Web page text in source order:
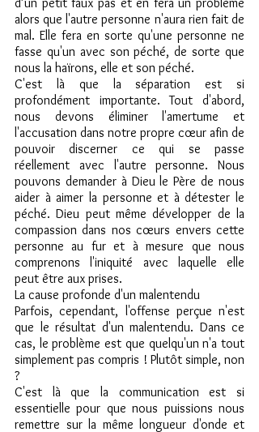
alors que l'autre personne n'aura rien fait de
mal. Elle fera en sorte qu'une personne ne
fasse qu'un avec son péché, de sorte que
nous la haïrons, elle et son péché.
C'est là que la séparation est si
profondément importante. Tout d'abord,
nous devons éliminer l'amertume et
l'accusation dans notre propre cœur afin de
pouvoir discerner ce qui se passe
réellement avec l'autre personne. Nous
pouvons demander à Dieu le Père de nous
aider à aimer la personne et à détester le
péché. Dieu peut même développer de la
compassion dans nos cœurs envers cette
personne au fur et à mesure que nous
comprenons l'iniquité avec laquelle elle
peut être aux prises.
La cause profonde d'un malentendu
Parfois, cependant, l'offense perçue n'est
que le résultat d'un malentendu. Dans ce
cas, le problème est que quelqu'un n'a tout
simplement pas compris ! Plutôt simple, non
?
C'est là que la communication est si
essentielle pour que nous puissions nous
remettre sur la même longueur d'onde et